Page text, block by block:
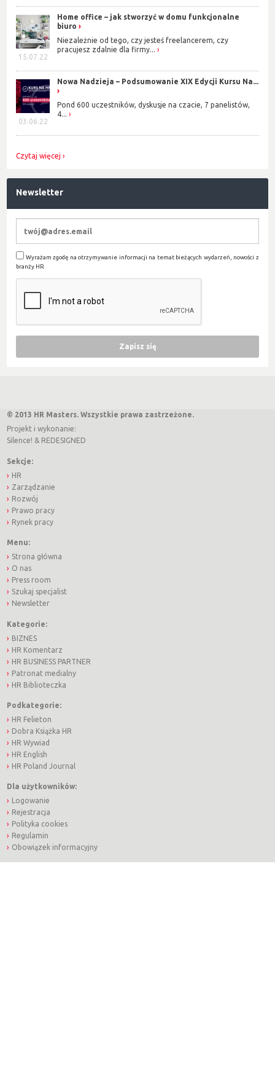
15.07.22
Home office – jak stworzyć w domu funkcjonalne
biuro
Niezależnie od tego, czy jesteś freelancerem, czy
pracujesz zdalnie dla firmy...
03.06.22
Nowa Nadzieja – Podsumowanie XIX Edycji Kursu Na...
Pond 600 uczestników, dyskusje na czacie, 7 panelistów,
4...
Czytaj więcej
Newsletter
Wyrażam zgodę na otrzymywanie informacji na temat bieżących wydarzeń, nowości z
branży HR
© 2013 HR Masters. Wszystkie prawa zastrzeżone.
Projekt i wykonanie:
Silence! & REDESIGNED
Sekcje:
HR
Zarządzanie
Rozwój
Prawo pracy
Rynek pracy
Menu:
Strona główna
O nas
Press room
Szukaj specjalist
Newsletter
Kategorie:
BIZNES
HR Komentarz
HR BUSINESS PARTNER
Patronat medialny
HR Biblioteczka
Podkategorie:
HR Felieton
Dobra Książka HR
HR Wywiad
HR English
HR Poland Journal
Dla użytkowników:
Logowanie
Rejestracja
Polityka cookies
Regulamin
Obowiązek informacyjny